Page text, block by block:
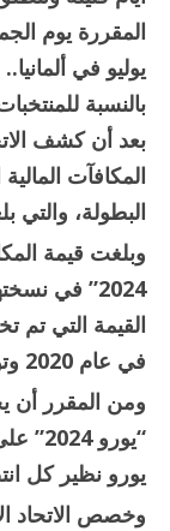
يوليو في
بعد أن كشف
المكافآت
البطولة، والتي بلغت
وبلغت قيمة
القيمة التي تم
في عام 2020 وتوجت بها إيطاليا.
ومن المقرر
يورو نظير كل انتصار و500 ألف يورو